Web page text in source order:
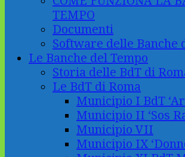
TEMPO
Documenti
Software delle Banche
Le Banche del Tempo
Storia delle BdT di
Le BdT di Roma
Municipio I BdT
Municipio II ‘Sos
Municipio VII
Municipio IX